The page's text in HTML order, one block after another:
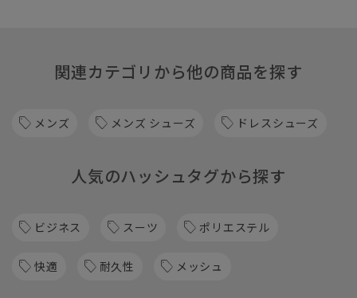
関連カテゴリから他の商品を探す
メンズ メンズ シューズ ドレスシューズ
人気のハッシュタグから探す
ビジネス スーツ ポリエステル
快適 耐久性 メッシュ